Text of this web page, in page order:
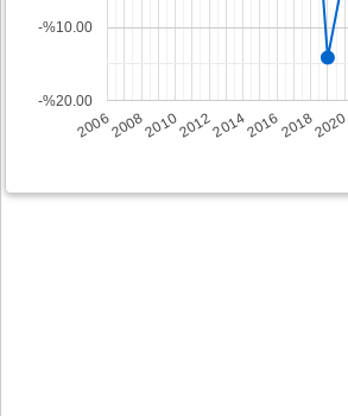
20062008201020122014201620182020
-%20.00
-%10.00